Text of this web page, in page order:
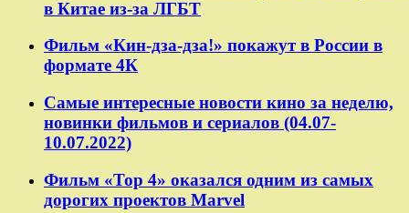
в Китае из-за ЛГБТ
Фильм «Кин-дза-дза!» покажут в России в
формате 4К
Самые интересные новости кино за неделю,
новинки фильмов и сериалов (04.07-
10.07.2022)
Фильм «Тор 4» оказался одним из самых
дорогих проектов Marvel